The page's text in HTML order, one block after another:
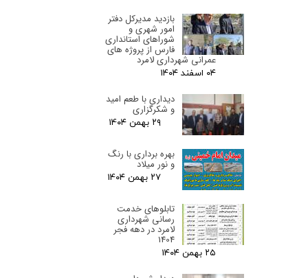
بازدید مدیرکل دفتر
امور شهری و
شوراهای استانداری
فارس از پروژه های
عمرانی شهرداری لامرد
۰۴ اسفند ۰۴
دیداری با طعم امید
و شکرگزاری
۲۹ بهمن ۰۴
بهره برداری با رنگ
و نور میلاد
۲۷ بهمن ۰۴
تابلوهای خدمت
رسانی شهرداری
لامرد در دهه فجر
1404
۲۵ بهمن ۰۴